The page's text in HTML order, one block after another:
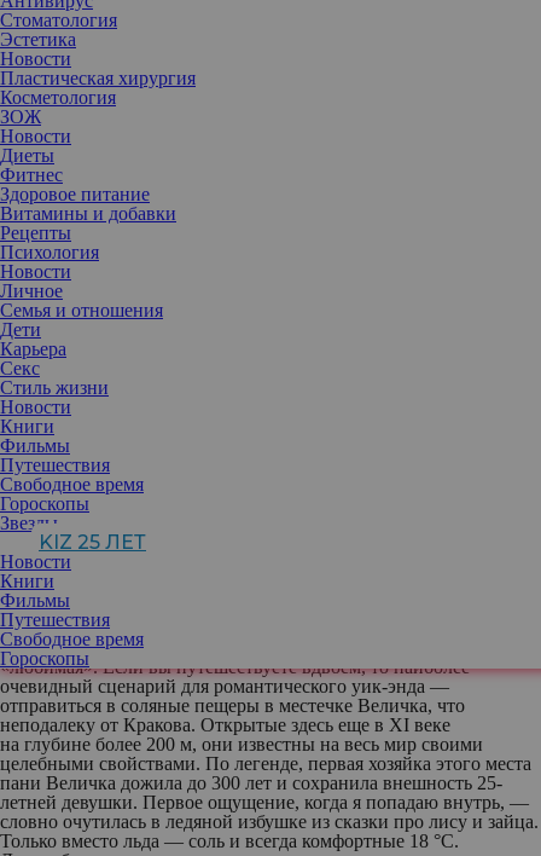
Стоматология
Эстетика
Новости
Пластическая хирургия
Косметология
ЗОЖ
Новости
Диеты
Фитнес
Здоровое питание
Витамины и добавки
Рецепты
Психология
Новости
Личное
Семья и отношения
Дети
Карьера
Секс
Стиль жизни
Новости
Книги
Фильмы
Путешествия
Свободное время
Гороскопы
Звезды
KIZ 25 ЛЕТ
Новости
Книги
Фильмы
Путешествия
Свободное время
Гороскопы
Лечебные программы в санаториях Польши
·Галотерапия, или лечение солью
Kochana — самое ласковое слово в польском языке. Означает
«любимая». Если вы путешествуете вдвоем, то наиболее
очевидный сценарий для романтического уик-энда —
отправиться в соляные пещеры в местечке Величка, что
неподалеку от Кракова. Открытые здесь еще в XI веке
на глубине более 200 м, они известны на весь мир своими
целебными свойствами. По легенде, первая хозяйка этого места
пани Величка дожила до 300 лет и сохранила внеш­нос­ть 25-
летней девушки. Первое ощущение, когда я попадаю внутрь, —
словно очутилась в ледяной избушке из сказки про лису и зайца.
Только вместо льда — соль и всегда комфортные 18 °С.